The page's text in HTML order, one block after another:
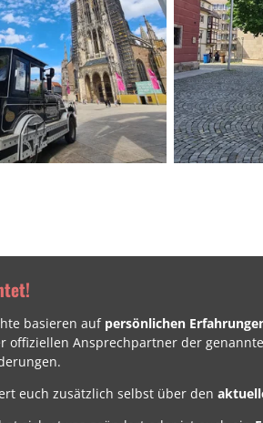
basieren auf persönlichen
offiziellen Ansprechpartner der
euch zusätzlich selbst über den